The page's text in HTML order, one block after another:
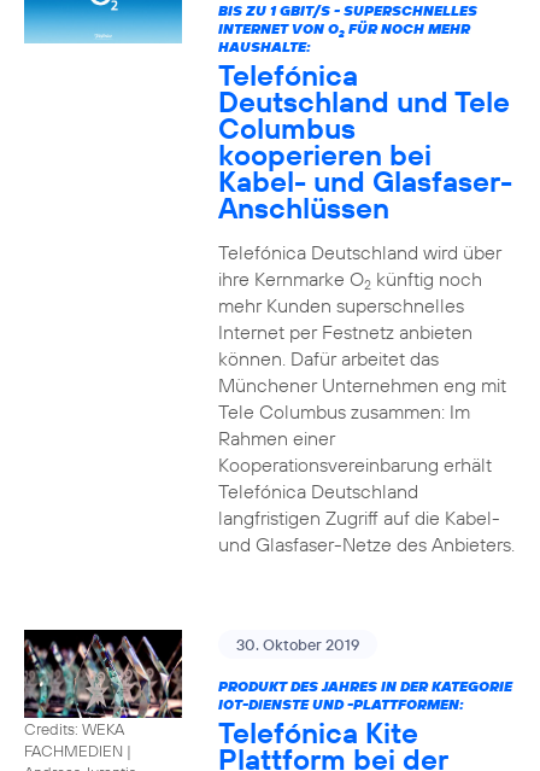
BIS ZU 1 GBIT/S - SUPERSCHNELLES
INTERNET VON O2FÜR NOCH MEHR
HAUSHALTE:
Telefónica
Deutschland und Tele
Columbus
kooperieren bei
Kabel- und Glasfaser-
Anschlüssen
Telefónica Deutschland wird über
ihre Kernmarke O2künftig noch
mehr Kunden superschnelles
Internet per Festnetz anbieten
können. Dafür arbeitet das
Münchener Unternehmen eng mit
Tele Columbus zusammen: Im
Rahmen einer
Kooperationsvereinbarung erhält
Telefónica Deutschland
langfristigen Zugriff auf die Kabel-
und Glasfaser-Netze des Anbieters.
Credits: WEKA
FACHMEDIEN |
30. Oktober 2019
PRODUKT DES JAHRES IN DER KATEGORIE
IOT-DIENSTE UND -PLATTFORMEN:
Telefónica Kite
Plattform bei der